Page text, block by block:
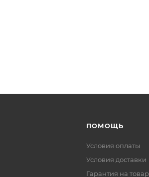
ПОМОЩЬ
Условия оплаты
Условия доставки
Гарантия на товар